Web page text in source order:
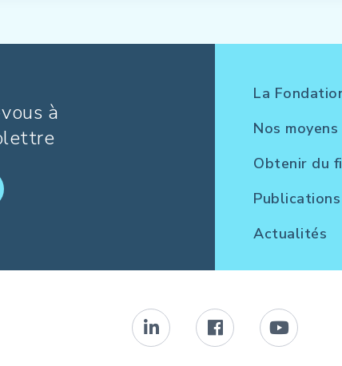
à
La
Nos
Obtenir du
Publications
Actualités